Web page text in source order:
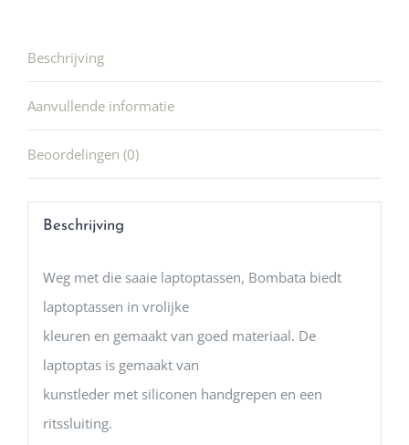
Beschrijving
Aanvullende informatie
Beoordelingen (0)
Beschrijving
Weg met die saaie laptoptassen, Bombata biedt
laptoptassen in vrolijke
kleuren en gemaakt van goed materiaal. De
laptoptas is gemaakt van
kunstleder met siliconen handgrepen en een
ritssluiting.